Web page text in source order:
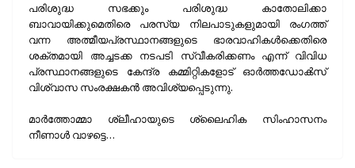
പരിശുദ്ധ സഭക്കും പരിശുദ്ധ കാതോലിക്കാ
ബാവായിക്കുമെതിരെ പരസ്യ നിലപാടുകളുമായി രംഗത്ത്
വന്ന അത്മീയപ്രസ്ഥാനങ്ങളുടെ ഭാരവാഹികൾക്കെതിരെ
ശക്തമായി അച്ചടക്ക നടപടി സ്വീകരിക്കണം എന്ന് വിവിധ
പ്രസ്ഥാനങ്ങളുടെ കേന്ദ്ര കമ്മിറ്റികളോട് ഓർത്തഡോൿസ്‌
വിശ്വാസ സംരക്ഷകൻ അവിശ്യപ്പെടുന്നു.
മാർത്തോമ്മാ ശ്ലീഹായുടെ ശ്ലൈഹിക സിംഹാസനം
നീണാൾ വാഴട്ടെ…